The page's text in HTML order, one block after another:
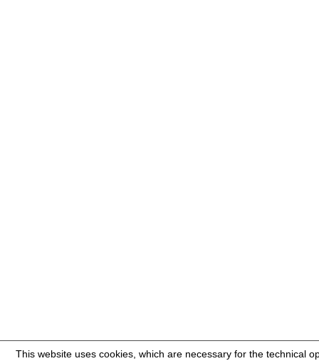
This website uses cookies, which are necessary for the technical